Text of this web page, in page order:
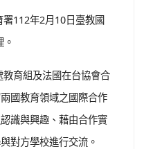
112年2月10日臺教國
育組及法國在台協會合
國教育領域之國際合作
識與興趣、藉由合作實
對方學校進行交流。